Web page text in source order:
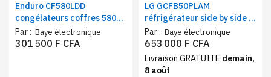
Enduro CF580LDD
congélateurs coffres 580
litres 2 portes gris,
réfrigérant R290
Par : Baye électronique
301 500 F CFA
LG GCFB50PLAM
réfrigérateur side by side 4
portes 550L | Frigo
multiportes gris,
compresseur Inverter
Par : Baye électronique
653 000 F CFA
Livraison GRATUITE demain,
8 août